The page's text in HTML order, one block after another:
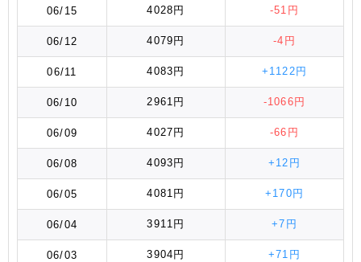
06/15 4028円 -51円
06/12 4079円 -4円
06/11 4083円 +1122円
06/10 2961円 -1066円
06/09 4027円 -66円
06/08 4093円 +12円
06/05 4081円 +170円
06/04 3911円 +7円
06/03 3904円 +71円